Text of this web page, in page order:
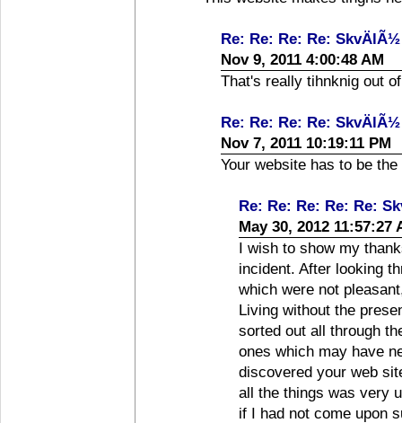
Re: Re: Re: Re:
Nov 9, 2011 4:00:48 AM
That's really tihnknig out
Re: Re: Re: Re:
Nov 7, 2011 10:19:11 PM
Your website has to be
Re: Re: Re: Re: Re:
May 30, 2012 11:57:27
I wish to show my
incident. After looking
which were not
Living without the
sorted out all through
ones which may have
discovered your web
all the things was very
if I had not come upon